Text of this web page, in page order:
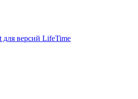
версий LifeTime